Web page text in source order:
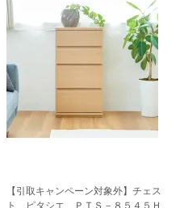
【引取キャンペーン対象外】チェス